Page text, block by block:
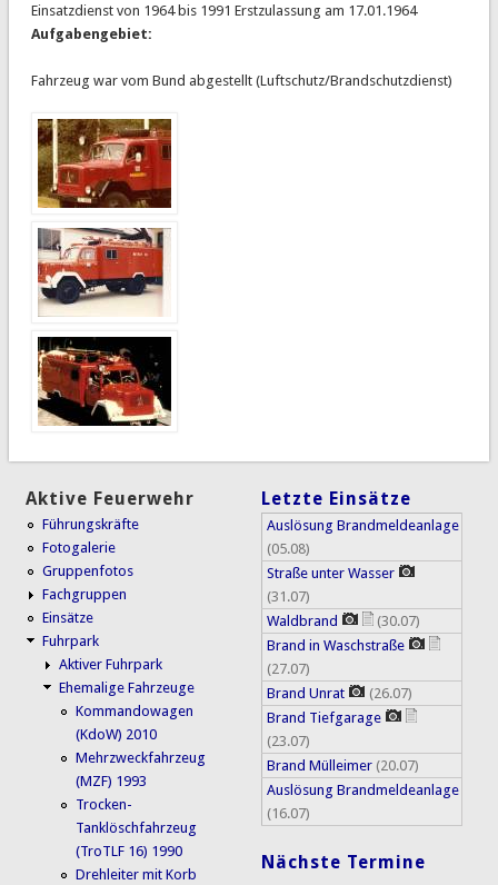
Einsatzdienst von 1964 bis 1991 Erstzulassung am 17.01.1964
Aufgabengebiet:
Fahrzeug war vom Bund abgestellt (Luftschutz/Brandschutzdienst)
Aktive Feuerwehr
Führungskräfte
Fotogalerie
Gruppenfotos
Fachgruppen
Einsätze
Fuhrpark
Aktiver Fuhrpark
Ehemalige Fahrzeuge
Kommandowagen
(KdoW) 2010
Mehrzweckfahrzeug
(MZF) 1993
Trocken-
Tanklöschfahrzeug
(TroTLF 16) 1990
Drehleiter mit Korb
Letzte Einsätze
Auslösung Brandmeldeanlage
(05.08)
Straße unter Wasser
(31.07)
Waldbrand
(30.07)
Brand in Waschstraße
(27.07)
Brand Unrat
(26.07)
Brand Tiefgarage
(23.07)
Brand Mülleimer (20.07)
Auslösung Brandmeldeanlage
(16.07)
Nächste Termine